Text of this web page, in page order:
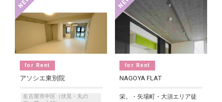
for Rent
アソシエ東別院
名古屋市中区（伏見・丸の
for Rent
NAGOYA FLAT
栄。・矢場町・大須エリア徒